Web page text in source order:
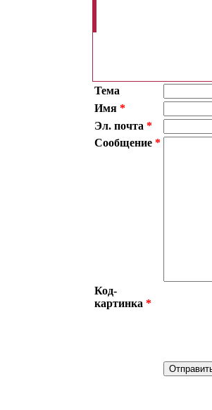
Тема
Имя *
Эл. почта *
Сообщение *
Код-
картинка *